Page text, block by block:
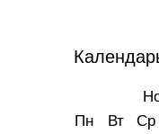
Пн Вт Ср